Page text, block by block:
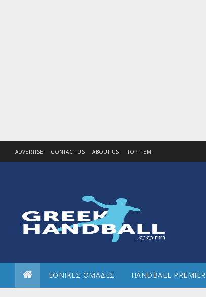
ADVERTISE CONTACT US ABOUT US TOP ITEM
ΕΘΝΙΚΕΣ ΟΜΑΔΕΣ HANDBALL PREMIER